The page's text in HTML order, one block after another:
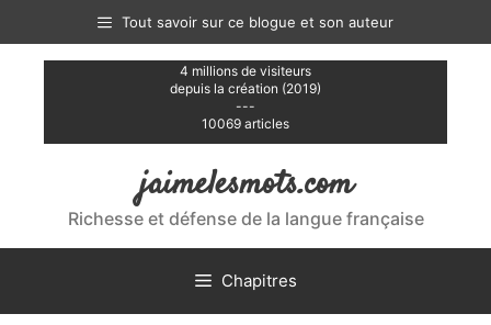
contenu
Tout savoir sur ce blogue et son auteur
4 millions de visiteurs
depuis la création (2019)
---
10069 articles
jaimelesmots.com
Richesse et défense de la langue française
Chapitres